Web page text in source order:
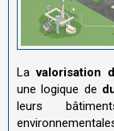
Lavalorisation
une logique de
leurs